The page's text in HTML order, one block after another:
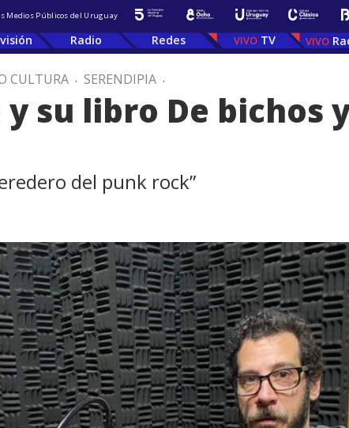
Medios Públicos del Uruguay
Radio Redes TV
CULTURA . SERENDIPIA .
su libro De bichos
del punk rock”